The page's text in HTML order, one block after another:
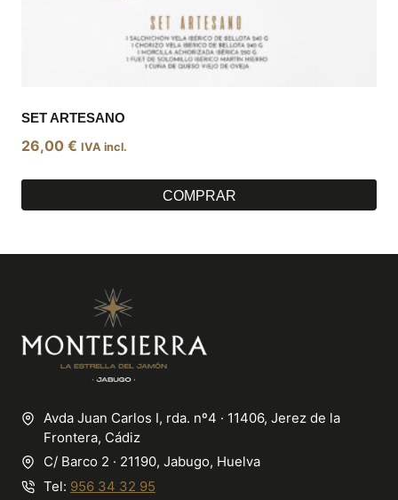
SET ARTESANO
26,00 € IVA incl.
COMPRAR
Avda Juan Carlos I, rda. nº4 · 11406, Jerez de la
Frontera, Cádiz
C/ Barco 2 · 21190, Jabugo, Huelva
Tel: 956 34 32 95